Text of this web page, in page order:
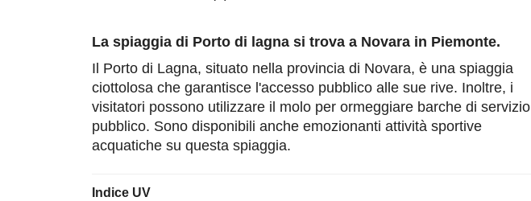
La spiaggia di Porto di lagna si trova a Novara in Piemonte.
Il Porto di Lagna, situato nella provincia di Novara, è una spiaggia
ciottolosa che garantisce l'accesso pubblico alle sue rive. Inoltre, i
visitatori possono utilizzare il molo per ormeggiare barche di servizio
pubblico. Sono disponibili anche emozionanti attività sportive
acquatiche su questa spiaggia.
Indice UV